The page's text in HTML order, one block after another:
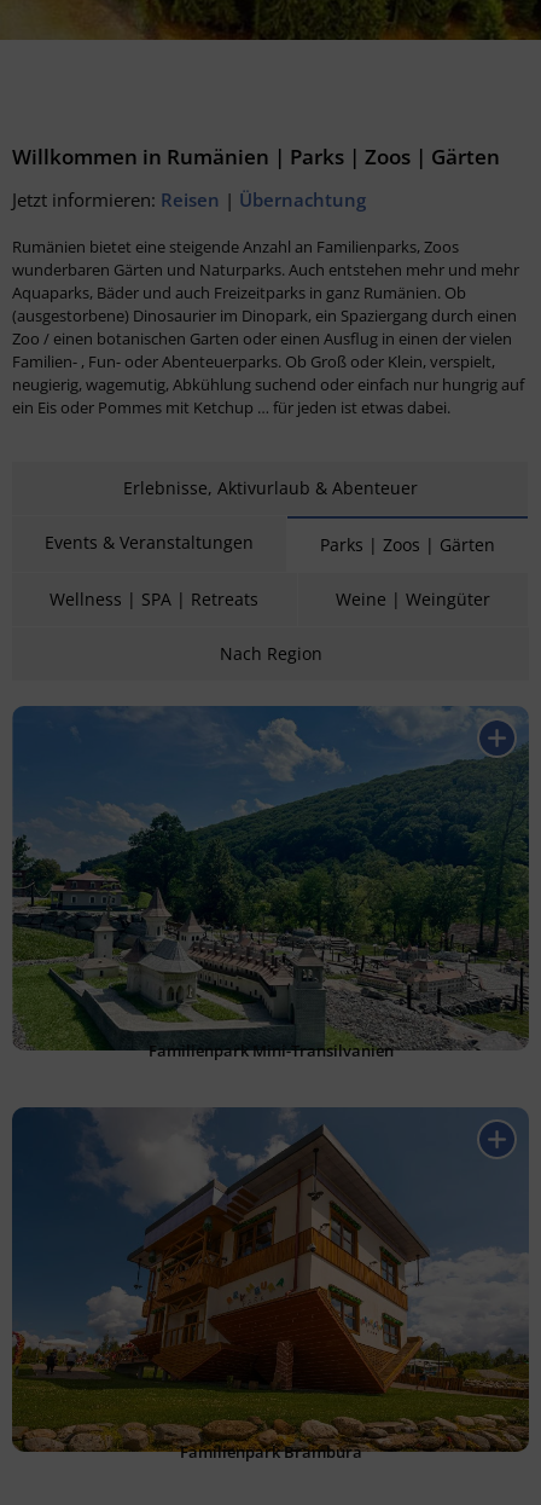
Willkommen in Rumänien | Parks | Zoos | Gärten
Jetzt informieren: Reisen | Übernachtung
Rumänien bietet eine steigende Anzahl an Familienparks, Zoos
wunderbaren Gärten und Naturparks. Auch entstehen mehr und mehr
Aquaparks, Bäder und auch Freizeitparks in ganz Rumänien. Ob
(ausgestorbene) Dinosaurier im Dinopark, ein Spaziergang durch einen
Zoo / einen botanischen Garten oder einen Ausflug in einen der vielen
Familien- , Fun- oder Abenteuerparks. Ob Groß oder Klein, verspielt,
neugierig, wagemutig, Abkühlung suchend oder einfach nur hungrig auf
ein Eis oder Pommes mit Ketchup … für jeden ist etwas dabei.
Erlebnisse, Aktivurlaub & Abenteuer
Events & Veranstaltungen Parks | Zoos | Gärten
Wellness | SPA | Retreats Weine | Weingüter
Nach Region
Familienpark Mini-Transilvanien
Familienpark Brambura